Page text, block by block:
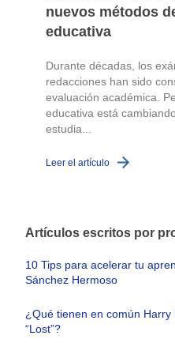
nuevos métodos
educativa
Durante décadas, los
redacciones han sido
evaluación académica.
educativa está
estudia...
Leer el artículo
Artículos escritos por
10 Tips para acelerar tu
Sánchez Hermoso
¿Qué tienen en común
“Lost”?